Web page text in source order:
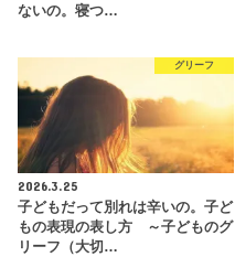
ないの。寝つ…
グリーフ
2026.3.25
子どもだって別れは辛いの。子ど
もの表現の表し方 ～子どものグ
リーフ（大切…